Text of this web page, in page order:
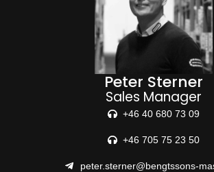
Peter Sterner
Sales Manager
+46 40 680 73 09
+46 705 75 23 50
peter.sterner@bengtssons-